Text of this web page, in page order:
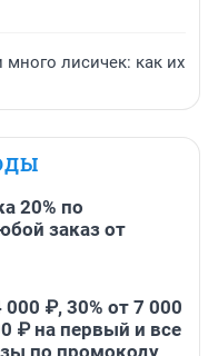
много лисичек: как их
20% по
заказ от
₽, 30% от 7 000
₽ на первый и все
по промокоду